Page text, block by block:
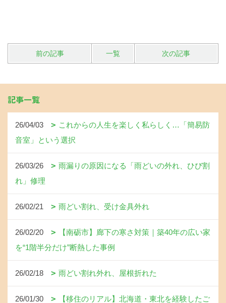
前の記事 一覧 次の記事
記事一覧
26/04/03
これからの人生を楽しく私らしく…「簡易防
音室」という選択
26/03/26
雨漏りの原因になる「雨どいの外れ、ひび割
れ」修理
26/02/21 雨どい割れ、受け金具外れ
26/02/20
【南砺市】廊下の寒さ対策｜築40年の広い家
を“1階半分だけ”断熱した事例
26/02/18 雨どい割れ外れ、屋根折れた
26/01/30
【移住のリアル】北海道・東北を経験したご